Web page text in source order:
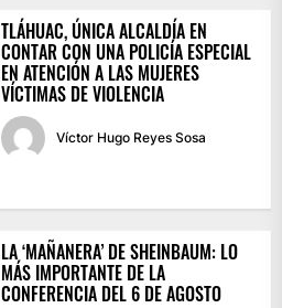
TLÁHUAC, ÚNICA ALCALDÍA EN
CONTAR CON UNA POLICÍA ESPECIAL
EN ATENCIÓN A LAS MUJERES
VÍCTIMAS DE VIOLENCIA
Víctor Hugo Reyes Sosa
LA ‘MAÑANERA’ DE SHEINBAUM: LO
MÁS IMPORTANTE DE LA
CONFERENCIA DEL 6 DE AGOSTO